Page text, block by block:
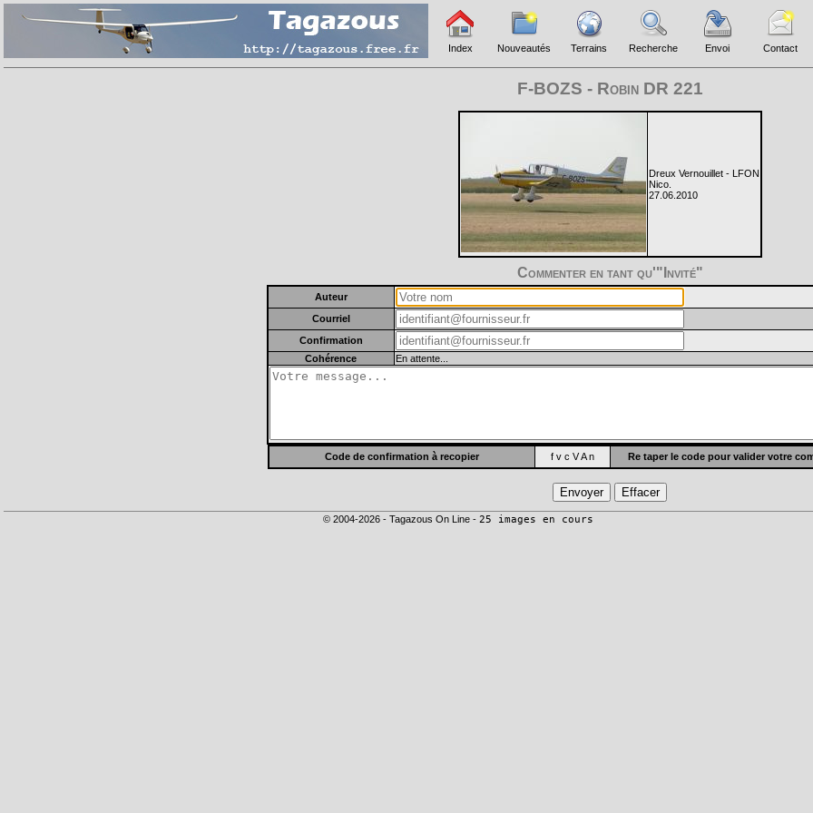
Index Nouveautés Terrains Recherche Envoi Contact
F-BOZS - Robin DR 221
Dreux Vernouillet - LFON
Nico.
27.06.2010
Commenter en tant qu'"Invité"
Auteur
Courriel
Confirmation
Cohérence
En attente...
Code de confirmation à recopier f v c V A n Re taper le code pour valider votre
© 2004-2026 - Tagazous On Line - 25 images en cours